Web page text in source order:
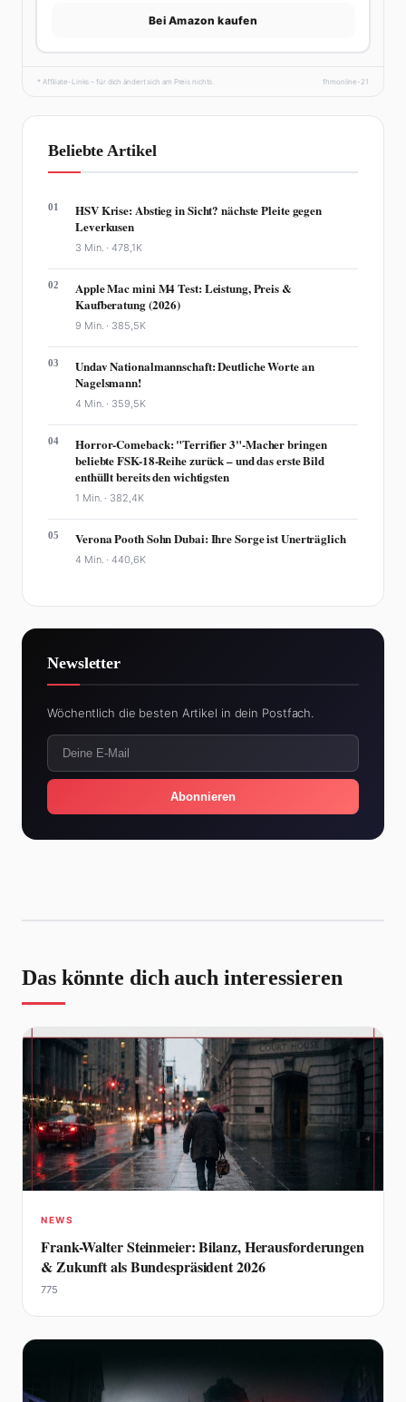
Bei Amazon kaufen
* Affiliate-Links – für dich ändert sich am Preis nichts. fhmonline-21
Beliebte Artikel
01
HSV Krise: Abstieg in Sicht? nächste Pleite gegen
Leverkusen
3 Min. ·478,1K
02
Apple Mac mini M4 Test: Leistung, Preis &
Kaufberatung (2026)
9 Min. · 385,5K
03
Undav Nationalmannschaft: Deutliche Worte an
Nagelsmann!
4 Min. · 359,5K
04
Horror-Comeback: "Terrifier 3"-Macher bringen
beliebte FSK-18-Reihe zurück – und das erste Bild
enthüllt bereits den wichtigsten
1 Min. · 382,4K
05 Verona Pooth Sohn Dubai: Ihre Sorge ist Unerträglich
4 Min. ·440,6K
Newsletter
Wöchentlich die besten Artikel in dein Postfach.
Abonnieren
Das könnte dich auch interessieren
NEWS
Frank-Walter Steinmeier: Bilanz, Herausforderungen
& Zukunft als Bundespräsident 2026
775